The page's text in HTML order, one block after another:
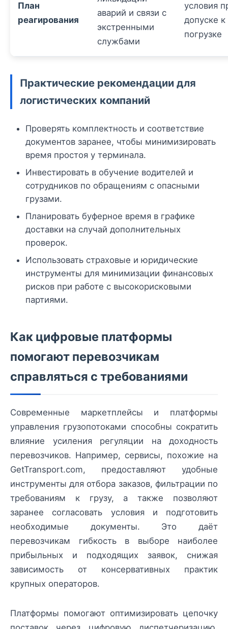
План
реагирования
аварий и связи с
экстренными
службами
условия
допуске к
погрузке
Практические рекомендации для
логистических компаний
Проверять комплектность и соответствие
документов заранее, чтобы минимизировать
время простоя у терминала.
Инвестировать в обучение водителей и
сотрудников по обращениям с опасными
грузами.
Планировать буферное время в графике
доставки на случай дополнительных
проверок.
Использовать страховые и юридические
инструменты для минимизации финансовых
рисков при работе с высокорисковыми
партиями.
Как цифровые платформы
помогают перевозчикам
справляться с требованиями
Современные маркетплейсы и платформы
управления грузопотоками способны сократить
влияние усиления регуляции на доходность
перевозчиков. Например, сервисы, похожие на
GetTransport.com, предоставляют удобные
инструменты для отбора заказов, фильтрации по
требованиям к грузу, а также позволяют
заранее согласовать условия и подготовить
необходимые документы. Это даёт
перевозчикам гибкость в выборе наиболее
прибыльных и подходящих заявок, снижая
зависимость от консервативных практик
крупных операторов.
Платформы помогают оптимизировать цепочку